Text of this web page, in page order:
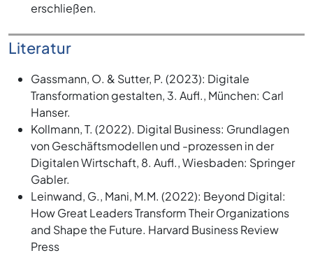
erschließen.
Literatur
Gassmann, O. & Sutter, P. (2023): Digitale
Transformation gestalten, 3. Aufl., München: Carl
Hanser.
Kollmann, T. (2022). Digital Business: Grundlagen
von Geschäftsmodellen und -prozessen in der
Digitalen Wirtschaft, 8. Aufl., Wiesbaden: Springer
Gabler.
Leinwand, G., Mani, M.M. (2022): Beyond Digital:
How Great Leaders Transform Their Organizations
and Shape the Future. Harvard Business Review
Press